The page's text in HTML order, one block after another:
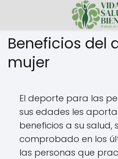
Beneficios del
mujer
El deporte para las
sus edades les
beneficios a su salud,
comprobado en los
las personas que